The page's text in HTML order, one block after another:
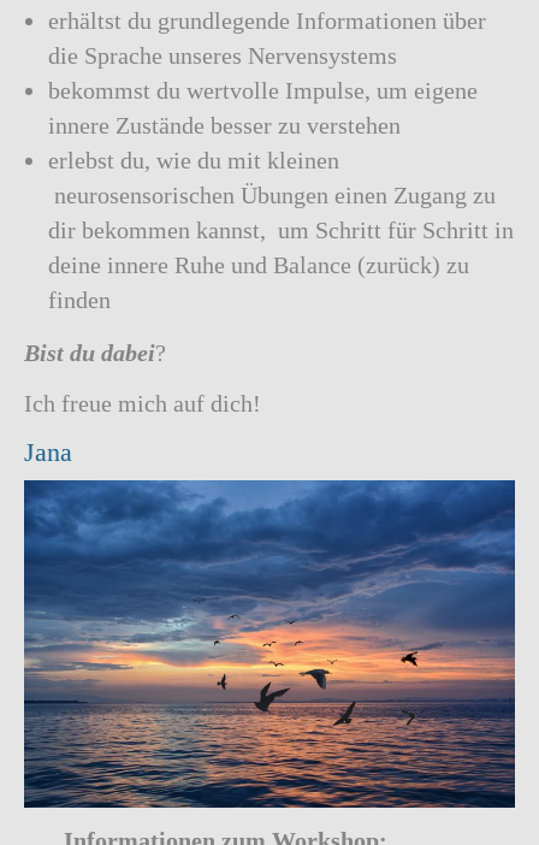
erhältst du grundlegende Informationen über
die Sprache unseres Nervensystems
bekommst du wertvolle Impulse, um eigene
innere Zustände besser zu verstehen
erlebst du, wie du mit kleinen
neurosensorischen Übungen einen Zugang zu
dir bekommen kannst, um Schritt für Schritt in
deine innere Ruhe und Balance (zurück) zu
finden
Bist du dabei?
Ich freue mich auf dich!
Jana